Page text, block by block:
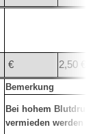
€ 2,50 €
Bemerkung
Bei hohem
vermieden werden